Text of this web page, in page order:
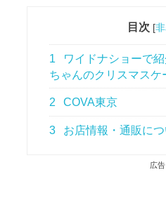
目次 [
1
ワイドナショーで
ちゃんのクリスマスケ
2 COVA東京
3 お店情報・通販につ
広告